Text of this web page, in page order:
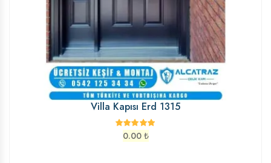
Villa Kapısı Erd 1315
0.00 ₺